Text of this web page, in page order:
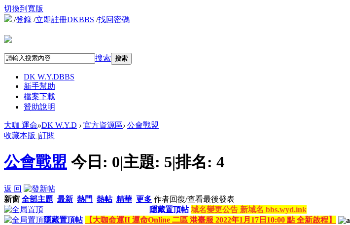
切換到寬版
/登錄 /立即註冊DKBBS /找回密碼
搜索 搜索
DK W.Y.DBBS
新手幫助
檔案下載
贊助說明
大咖 運命»DK W.Y.D › 官方資源區› 公會戰盟
收藏本版 |訂閱
公會戰盟 今日: 0|主題: 5|排名: 4
返 回
新窗 全部主題 最新 熱門 熱帖 精華 更多 作者回復/查看最後發表
隱藏置頂帖 域名變更公告 新域名 bbs.wyd.ink
隱藏置頂帖
【大咖命運II 運命Online 二區 港臺服 2022年1月17日10:00 點 全新啟程】